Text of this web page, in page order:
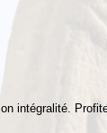
intégralité.